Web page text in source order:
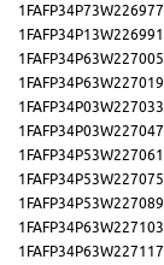
1FAFP34P73W226977
1FAFP34P13W226991
1FAFP34P63W227005
1FAFP34P63W227019
1FAFP34P03W227033
1FAFP34P03W227047
1FAFP34P53W227061
1FAFP34P53W227075
1FAFP34P53W227089
1FAFP34P63W227103
1FAFP34P63W227117